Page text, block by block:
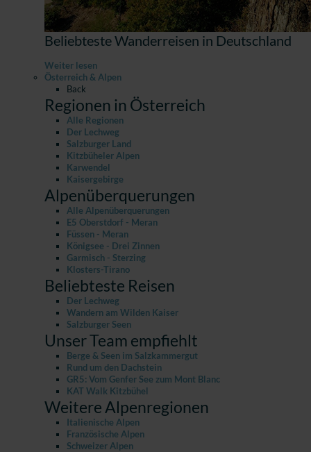
Beliebteste Wanderreisen in Deutschland
Weiter lesen
Österreich & Alpen
Back
Regionen in Österreich
Alle Regionen
Der Lechweg
Salzburger Land
Kitzbüheler Alpen
Karwendel
Kaisergebirge
Alpenüberquerungen
Alle Alpenüberquerungen
E5 Oberstdorf - Meran
Füssen - Meran
Königsee - Drei Zinnen
Garmisch - Sterzing
Klosters-Tirano
Beliebteste Reisen
Der Lechweg
Wandern am Wilden Kaiser
Salzburger Seen
Unser Team empfiehlt
Berge & Seen im Salzkammergut
Rund um den Dachstein
GR5: Vom Genfer See zum Mont Blanc
KAT Walk Kitzbühel
Weitere Alpenregionen
Italienische Alpen
Französische Alpen
Schweizer Alpen